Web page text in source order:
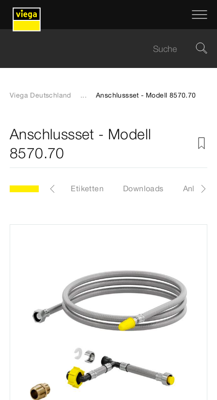
Viega Deutschland ... Anschlussset - Modell 8570.70
Anschlussset - Modell
8570.70
Artikel Etiketten Downloads